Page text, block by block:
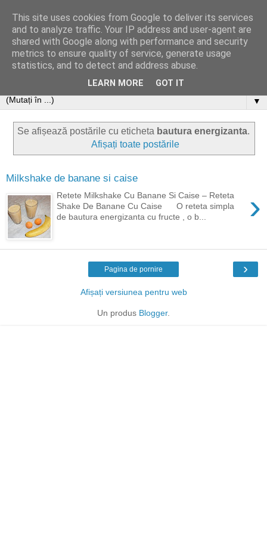
▼
Se afișează postările cu eticheta bautura energizanta.
Afișați toate postările
Milkshake de banane si caise
›
Retete Milkshake Cu Banane Si Caise – Reteta
Shake De Banane Cu Caise O reteta simpla
de bautura energizanta cu fructe , o b...
›
Pagina de pornire
Afișați versiunea pentru web
Un produs Blogger.
This site uses cookies from Google to deliver its services
and to analyze traffic. Your IP address and user-agent are
shared with Google along with performance and security
metrics to ensure quality of service, generate usage
statistics, and to detect and address abuse.
LEARN MORE GOT IT